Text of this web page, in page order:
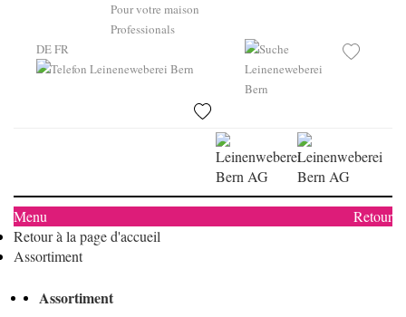
Pour votre maison
Professionals
DEFR
Menu
Retour
Retour à la page d'accueil
Assortiment
Assortiment